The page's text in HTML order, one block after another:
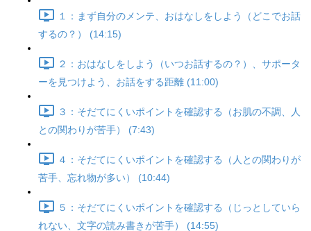
１：まず自分のメンテ、おはなしをしよう（どこでお話
するの？） (14:15)
２：おはなしをしよう（いつお話するの？）、サポータ
ーを見つけよう、お話をする距離 (11:00)
３：そだてにくいポイントを確認する（お肌の不調、人
との関わりが苦手） (7:43)
４：そだてにくいポイントを確認する（人との関わりが
苦手、忘れ物が多い） (10:44)
５：そだてにくいポイントを確認する（じっとしていら
れない、文字の読み書きが苦手） (14:55)